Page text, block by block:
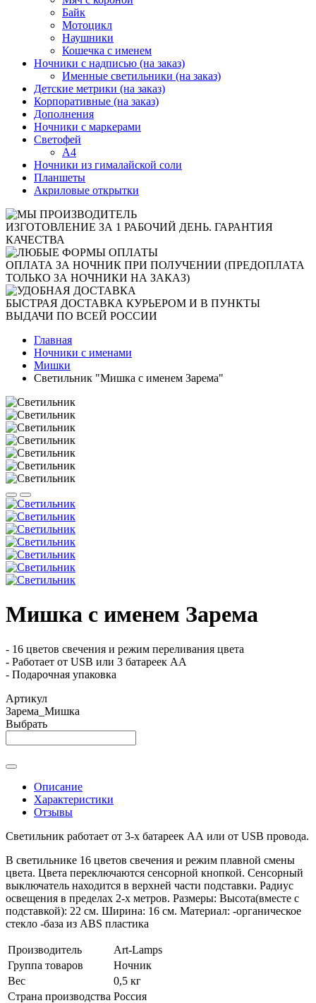
Байк
Мотоцикл
Наушники
Кошечка с именем
Ночники с надписью (на заказ)
Именные светильники (на заказ)
Детские метрики (на заказ)
Корпоративные (на заказ)
Дополнения
Ночники с маркерами
Светофей
А4
Ночники из гималайской соли
Планшеты
Акриловые открытки
ИЗГОТОВЛЕНИЕ ЗА 1 РАБОЧИЙ ДЕНЬ. ГАРАНТИЯ
КАЧЕСТВА
ОПЛАТА ЗА НОЧНИК ПРИ ПОЛУЧЕНИИ (ПРЕДОПЛАТА
ТОЛЬКО ЗА НОЧНИКИ НА ЗАКАЗ)
БЫСТРАЯ ДОСТАВКА КУРЬЕРОМ И В ПУНКТЫ
ВЫДАЧИ ПО ВСЕЙ РОССИИ
Главная
Ночники с именами
Мишки
Светильник "Мишка с именем Зарема"
Мишка с именем Зарема
- 16 цветов свечения и режим переливания цвета
- Работает от USB или 3 батареек АА
- Подарочная упаковка
Артикул
Зарема_Мишка
Выбрать
Описание
Характеристики
Отзывы
Светильник работает от 3-х батареек АА или от USB провода.
В светильнике 16 цветов свечения и режим плавной смены
цвета. Цвета переключаются сенсорной кнопкой. Сенсорный
выключатель находится в верхней части подставки. Радиус
освещения в пределах 2-х метров. Размеры: Высота(вместе с
подставкой): 22 см. Ширина: 16 см. Материал: -органическое
стекло -база из ABS пластика
Производитель
Art-Lamps
Группа товаров
Ночник
Вес
0,5 кг
Страна производства Россия